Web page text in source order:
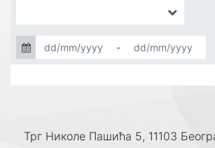
-
Трг Николе Пашића 5, 11103